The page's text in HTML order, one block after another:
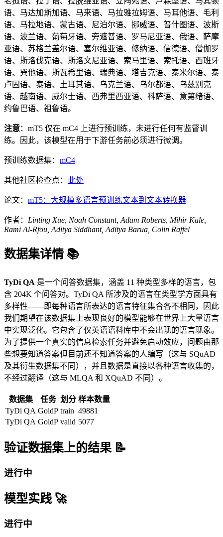
语、马达加斯加语、马来语、马拉雅拉姆语、马耳他语、毛利
语、马拉地语、蒙古语、尼泊尔语、挪威语、普什图语、波斯
语、波兰语、葡萄牙语、旁遮普语、罗马尼亚语、俄语、萨摩
亚语、苏格兰盖尔语、塞尔维亚语、修纳语、信德语、僧伽罗
语、斯洛伐克语、斯洛文尼亚语、索马里语、索托语、西班牙
语、巽他语、斯瓦希里语、瑞典语、塔吉克语、泰米尔语、泰
卢固语、泰语、土耳其语、乌克兰语、乌尔都语、乌兹别克
语、越南语、威尔士语、西弗里西亚语、科萨语、意第绪语、
约鲁巴语、祖鲁语。
注意：mT5 仅在 mC4 上进行预训练，未进行任何有监督训
练。因此，该模型在用于下游任务前必须进行微调。
预训练数据集： mC4
其他社区检查点： 此处
论文： mT5：大规模多语言预训练文本到文本转换器
作者： Linting Xue, Noah Constant, Adam Roberts, Mihir Kale,
Rami Al-Rfou, Aditya Siddhant, Aditya Barua, Colin Raffel
数据集详情 📚
TyDi QA 是一个问答数据集，涵盖 11 种类型多样的语言，包
含 204K 个问答对。TyDi QA 所涉及的语言在类型学方面具有
多样性——即每种语言所表达的语言特征集合各不相同，因此
我们期望在该数据集上表现良好的模型能够在世界上大量语言
中实现泛化。它包含了仅英语语料库中不会出现的语言现象。
为了提供一个真实的信息检索任务并避免启动效应，问题由那
些想要知道答案但目前还不知道答案的人编写（这与 SQuAD
及其衍生数据集不同），并且数据是直接以各种语言收集的，
不经过翻译（这与 MLQA 和 XQuAD 不同）。
数据集 任务 划分 样本数量
TyDi QA GoldP train 49881
TyDi QA GoldP valid 5077
验证数据集上的结果 📝
进行中
模型实践 🚀
进行中